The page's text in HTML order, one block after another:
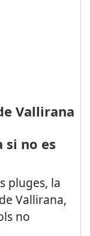
Vallirana
si no es
pluges, la
Vallirana,
no